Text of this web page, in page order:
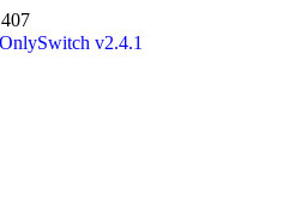
407